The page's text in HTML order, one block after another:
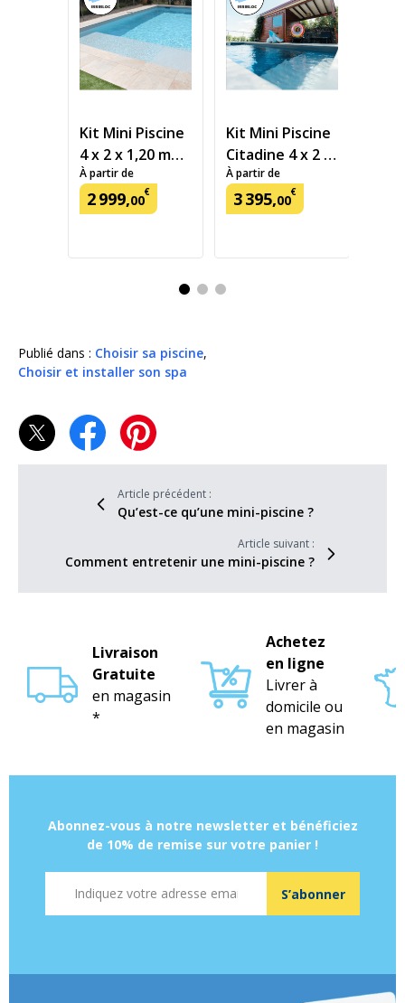
Kit Mini Piscine
4 x 2 x 1,20 m
(-10 m²)
À partir de
2999,00€
Kit Mini Piscine
Citadine 4 x 2 x
1,20 m (-10 m²)
À partir de
3395,00€
Publié dans : Choisir sa piscine,
Choisir et installer son spa
Article précédent :
Qu’est-ce qu’une mini-piscine ?
Article suivant :
Comment entretenir une mini-piscine ?
Livraison
Gratuite
en magasin
*
Achetez
en ligne
Livrer à
domicile ou
en magasin
Abonnez-vous à notre newsletter et bénéficiez
de 10% de remise sur votre panier !
S’abonner